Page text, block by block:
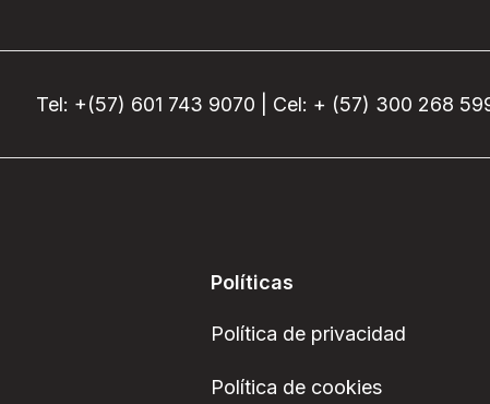
Tel: +(57) 601 743 9070 | Cel: + (57) 300 268
Políticas
Política de privacidad
Política de cookies